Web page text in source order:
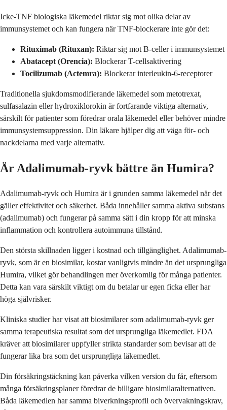
Icke-TNF biologiska läkemedel riktar sig mot olika delar av
immunsystemet och kan fungera när TNF-blockerare inte gör det:
Rituximab (Rituxan): Riktar sig mot B-celler i immunsystemet
Abatacept (Orencia): Blockerar T-cellsaktivering
Tocilizumab (Actemra): Blockerar interleukin-6-receptorer
Traditionella sjukdomsmodifierande läkemedel som metotrexat,
sulfasalazin eller hydroxiklorokin är fortfarande viktiga alternativ,
särskilt för patienter som föredrar orala läkemedel eller behöver mindre
immunsystemsuppression. Din läkare hjälper dig att väga för- och
nackdelarna med varje alternativ.
Är Adalimumab-ryvk bättre än Humira?
Adalimumab-ryvk och Humira är i grunden samma läkemedel när det
gäller effektivitet och säkerhet. Båda innehåller samma aktiva substans
(adalimumab) och fungerar på samma sätt i din kropp för att minska
inflammation och kontrollera autoimmuna tillstånd.
Den största skillnaden ligger i kostnad och tillgänglighet. Adalimumab-
ryvk, som är en biosimilar, kostar vanligtvis mindre än det ursprungliga
Humira, vilket gör behandlingen mer överkomlig för många patienter.
Detta kan vara särskilt viktigt om du betalar ur egen ficka eller har
höga självrisker.
Kliniska studier har visat att biosimilarer som adalimumab-ryvk ger
samma terapeutiska resultat som det ursprungliga läkemedlet. FDA
kräver att biosimilarer uppfyller strikta standarder som bevisar att de
fungerar lika bra som det ursprungliga läkemedlet.
Din försäkringstäckning kan påverka vilken version du får, eftersom
många försäkringsplaner föredrar de billigare biosimilaralternativen.
Båda läkemedlen har samma biverkningsprofil och övervakningskrav,